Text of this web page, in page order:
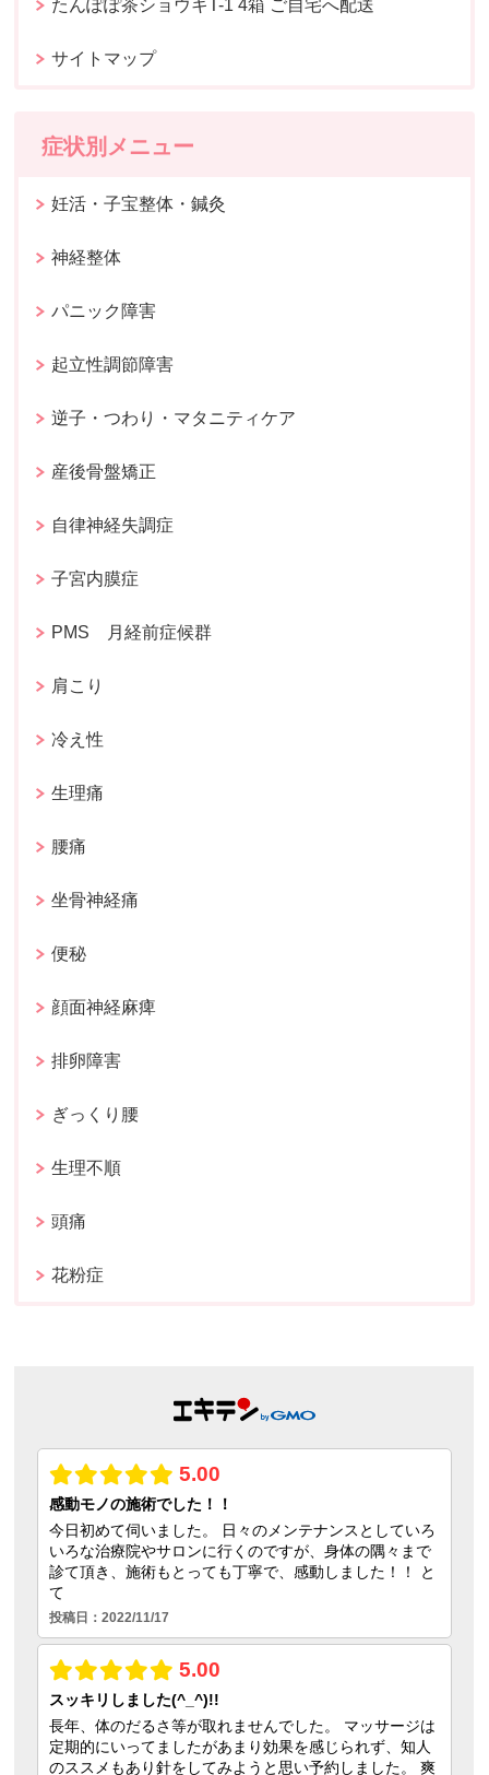
たんぽぽ茶ショウキT-1 4箱 ご自宅へ配送
サイトマップ
症状別メニュー
妊活・子宝整体・鍼灸
神経整体
パニック障害
起立性調節障害
逆子・つわり・マタニティケア
産後骨盤矯正
自律神経失調症
子宮内膜症
PMS 月経前症候群
肩こり
冷え性
生理痛
腰痛
坐骨神経痛
便秘
顔面神経麻痺
排卵障害
ぎっくり腰
生理不順
頭痛
花粉症